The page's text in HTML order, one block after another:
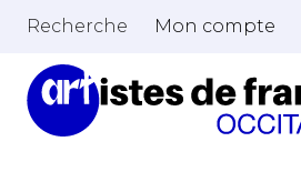
Recherche Mon compte